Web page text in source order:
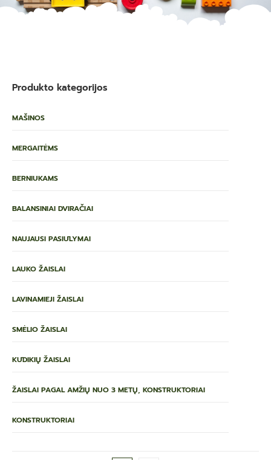
Produkto kategorijos
MAŠINOS
MERGAITĖMS
BERNIUKAMS
BALANSINIAI DVIRAČIAI
NAUJAUSI PASIŪLYMAI
LAUKO ŽAISLAI
LAVINAMIEJI ŽAISLAI
SMĖLIO ŽAISLAI
KŪDIKIŲ ŽAISLAI
ŽAISLAI PAGAL AMŽIŲ NUO 3 METŲ, KONSTRUKTORIAI
KONSTRUKTORIAI